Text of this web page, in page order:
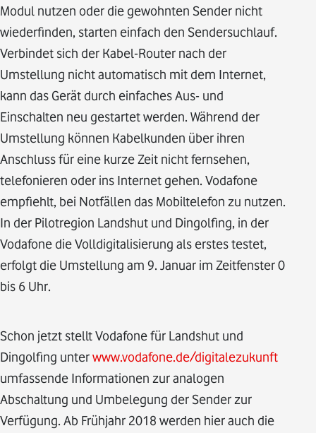
Modul nutzen oder die gewohnten Sender nicht
wiederfinden, starten einfach den Sendersuchlauf.
Verbindet sich der Kabel-Router nach der
Umstellung nicht automatisch mit dem Internet,
kann das Gerät durch einfaches Aus- und
Einschalten neu gestartet werden. Während der
Umstellung können Kabelkunden über ihren
Anschluss für eine kurze Zeit nicht fernsehen,
telefonieren oder ins Internet gehen. Vodafone
empfiehlt, bei Notfällen das Mobiltelefon zu nutzen.
In der Pilotregion Landshut und Dingolfing, in der
Vodafone die Volldigitalisierung als erstes testet,
erfolgt die Umstellung am 9. Januar im Zeitfenster 0
bis 6 Uhr.
Schon jetzt stellt Vodafone für Landshut und
Dingolfing unterwww.vodafone.de/digitalezukunft
umfassende Informationen zur analogen
Abschaltung und Umbelegung der Sender zur
Verfügung. Ab Frühjahr 2018 werden hier auch die